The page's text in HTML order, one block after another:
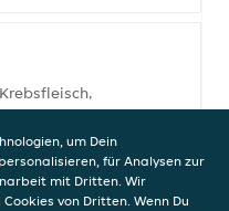
um Dein
für Analysen zur
mit Dritten. Wir
von Dritten. Wenn Du